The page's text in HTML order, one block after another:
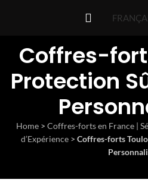
Coffres-
Protection
Home > Coffres-forts en France |
d’Expérience > Coffres-forts